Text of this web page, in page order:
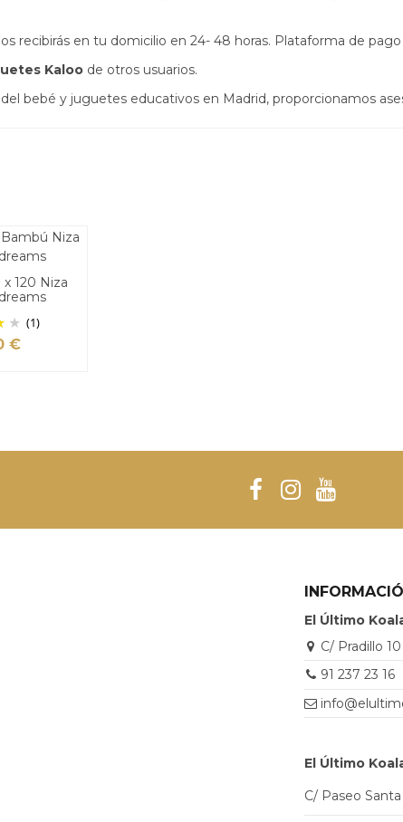
recibirás en tu domicilio en 24- 48 horas. Plataforma de pago
Kaloo de otros usuarios.
bebé y juguetes educativos en Madrid, proporcionamos
x 120 Niza
(1)
€
El Último
C/ Pradillo
91 237 23 16
El Último
C/ Paseo